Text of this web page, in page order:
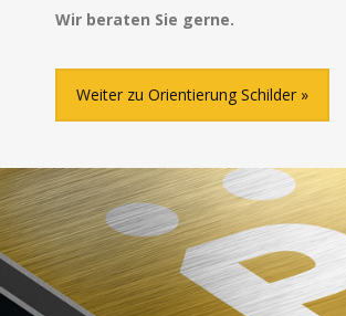
Wir beraten Sie gerne.
Weiter zu Orientierung Schilder